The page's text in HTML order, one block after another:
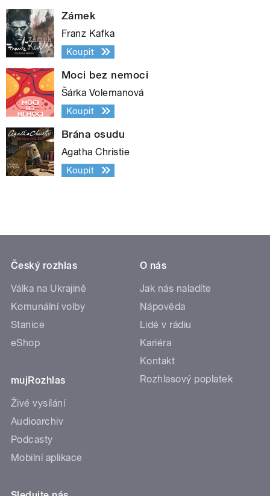
Zámek
Franz Kafka
Koupit
Moci bez nemoci
Šárka Volemanová
Koupit
Brána osudu
Agatha Christie
Koupit
Český rozhlas
Válka na Ukrajině
Komunální volby
Stanice
eShop
mujRozhlas
Živé vysílání
Audioarchiv
Podcasty
Mobilní aplikace
O nás
Jak nás naladíte
Nápověda
Lidé v rádiu
Kariéra
Kontakt
Rozhlasový poplatek